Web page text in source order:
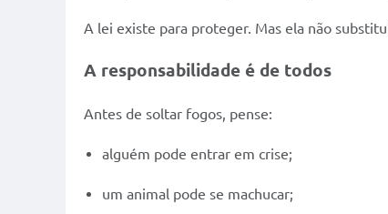
A lei existe para proteger. Mas ela não
A responsabilidade é de todos
Antes de soltar fogos, pense:
alguém pode entrar em crise;
um animal pode se machucar;